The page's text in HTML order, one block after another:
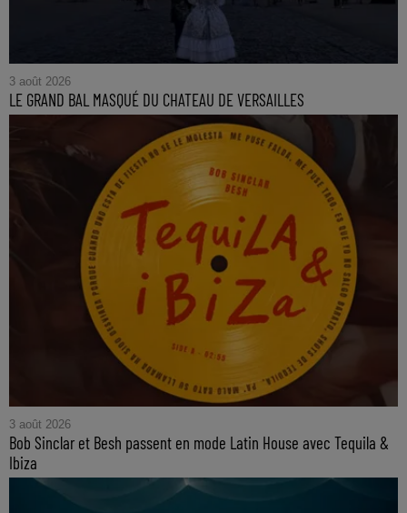
3 août 2026
LE GRAND BAL MASQUÉ DU CHATEAU DE VERSAILLES
3 août 2026
Bob Sinclar et Besh passent en mode Latin House avec Tequila &
Ibiza